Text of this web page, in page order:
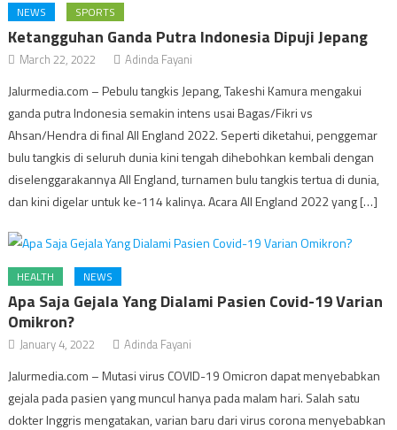
NEWS SPORTS
Ketangguhan Ganda Putra Indonesia Dipuji Jepang
March 22, 2022 Adinda Fayani
Jalurmedia.com – Pebulu tangkis Jepang, Takeshi Kamura mengakui
ganda putra Indonesia semakin intens usai Bagas/Fikri vs
Ahsan/Hendra di final All England 2022. Seperti diketahui, penggemar
bulu tangkis di seluruh dunia kini tengah dihebohkan kembali dengan
diselenggarakannya All England, turnamen bulu tangkis tertua di dunia,
dan kini digelar untuk ke-114 kalinya. Acara All England 2022 yang […]
HEALTH NEWS
Apa Saja Gejala Yang Dialami Pasien Covid-19 Varian
Omikron?
January 4, 2022 Adinda Fayani
Jalurmedia.com – Mutasi virus COVID-19 Omicron dapat menyebabkan
gejala pada pasien yang muncul hanya pada malam hari. Salah satu
dokter Inggris mengatakan, varian baru dari virus corona menyebabkan